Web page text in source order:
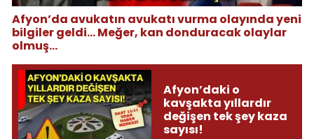
Afyon’da avukatın avukatı vurma olayında yeni
bilgiler geldi... Meğer, kan donduracak olaylar
olmuş...
Afyon’daki o
kavşakta yıllardır
değişen tek şey kaza
sayısı!